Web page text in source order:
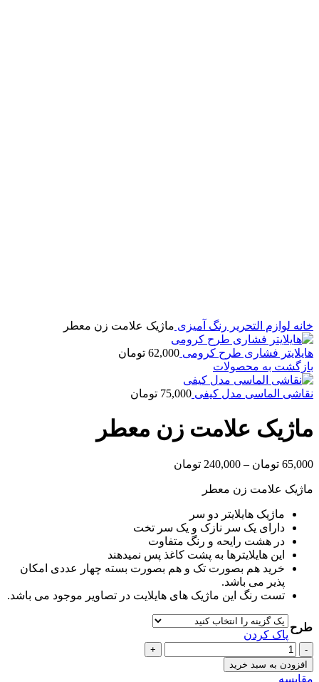
خانه لوازم التحریر رنگ آمیزی ماژیک علامت زن معطر
هایلایتر فشاری طرح کرومی 62,000 تومان
بازگشت به محصولات
نقاشی الماسی مدل کیفی 75,000 تومان
ماژیک علامت زن معطر
65,000 تومان –
240,000 تومان
ماژیک علامت زن معطر
ماژیک هایلایتر دو سر
دارای یک سر نازک و یک سر تخت
در هشت رایحه و رنگ متفاوت
این هایلایترها به پشت کاغذ پس نمیدهند
خرید هم بصورت تک و هم بصورت بسته چهار عددی امکان
پذیر می باشد.
تست رنگ این ماژیک های هایلایت در تصاویر موجود می باشد.
طرح
پاک کردن
ماژیک
علامت
زن
افزودن به سبد خرید
مقايسه